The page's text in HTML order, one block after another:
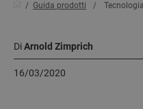
Guida prodotti Tecnologia
DiArnold Zimprich
16/03/2020